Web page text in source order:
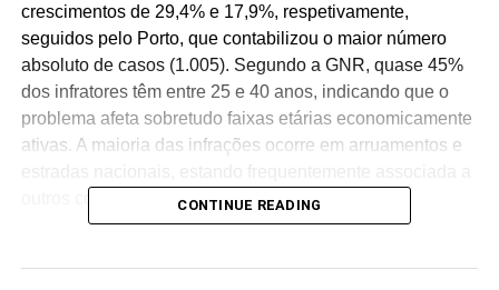
crescimentos de 29,4% e 17,9%, respetivamente,
seguidos pelo Porto, que contabilizou o maior número
absoluto de casos (1.005). Segundo a GNR, quase 45%
dos infratores têm entre 25 e 40 anos, indicando que o
problema afeta sobretudo faixas etárias economicamente
ativas. A maioria das infrações ocorre em arruamentos e
outros comportamentos de risco e acidentes.
legal é um crime punível por lei, abrangendo tanto quem
CONTINUE READING